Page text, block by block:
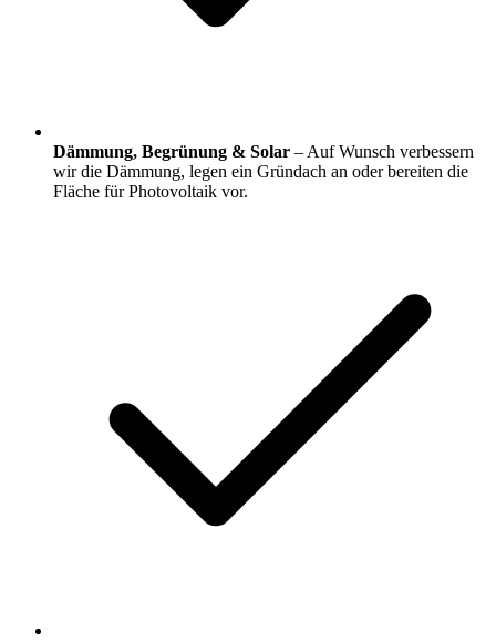
Dämmung, Begrünung & Solar – Auf Wunsch verbessern
wir die Dämmung, legen ein Gründach an oder bereiten die
Fläche für Photovoltaik vor.